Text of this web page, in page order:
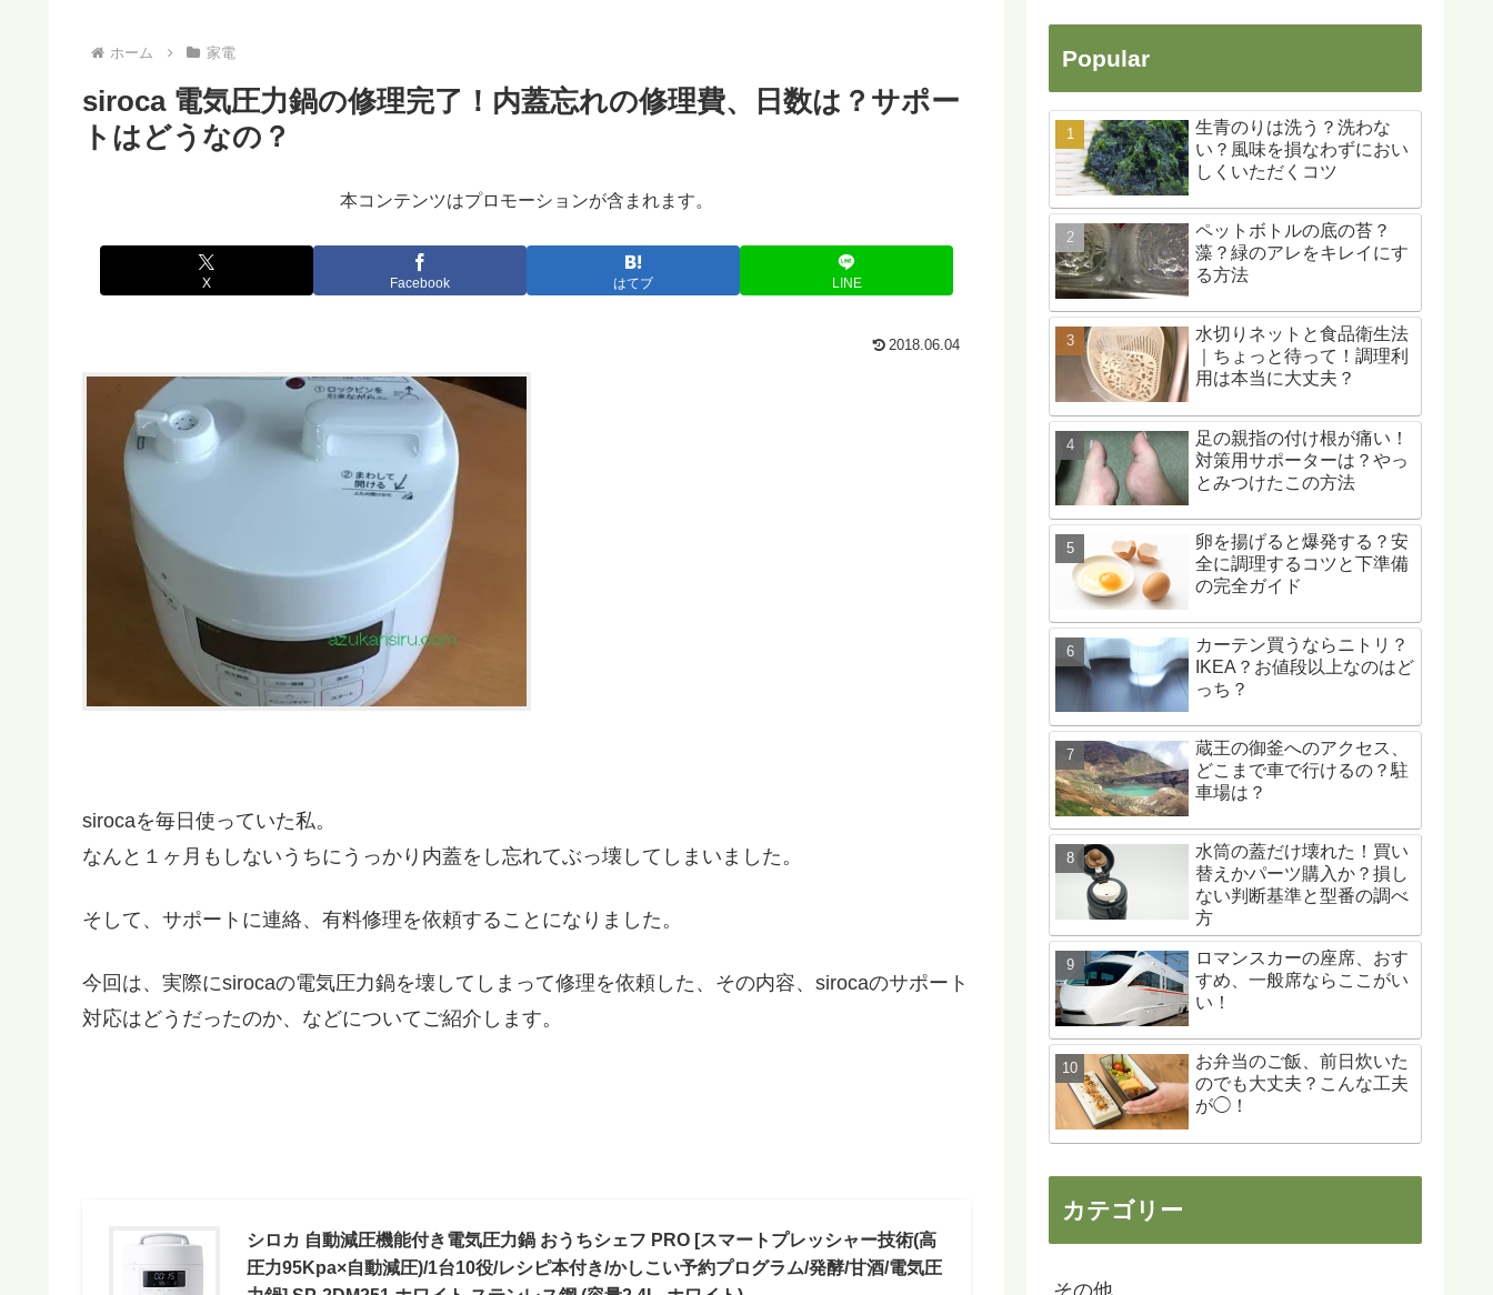
ホーム 家電
siroca 電気圧力鍋の修理完了！内蓋忘れの修理費、日数は？サポー
トはどうなの？
本コンテンツはプロモーションが含まれます。
X Facebook はてブ LINE
2018.06.04
sirocaを毎日使っていた私。
なんと１ヶ月もしないうちにうっかり内蓋をし忘れてぶっ壊してしまいました。
そして、サポートに連絡、有料修理を依頼することになりました。
今回は、実際にsirocaの電気圧力鍋を壊してしまって修理を依頼した、その内容、sirocaのサポート
対応はどうだったのか、などについてご紹介します。
シロカ 自動減圧機能付き電気圧力鍋 おうちシェフ PRO [スマートプレッシャー技術(高
圧力95Kpa×自動減圧)/1台10役/レシピ本付き/かしこい予約プログラム/発酵/甘酒/電気圧
Popular
生青のりは洗う？洗わな
い？風味を損なわずにおい
しくいただくコツ
ペットボトルの底の苔？
藻？緑のアレをキレイにす
る方法
水切りネットと食品衛生法
｜ちょっと待って！調理利
用は本当に大丈夫？
足の親指の付け根が痛い！
対策用サポーターは？やっ
とみつけたこの方法
卵を揚げると爆発する？安
全に調理するコツと下準備
の完全ガイド
カーテン買うならニトリ？
IKEA？お値段以上なのはど
っち？
蔵王の御釜へのアクセス、
どこまで車で行けるの？駐
車場は？
水筒の蓋だけ壊れた！買い
替えかパーツ購入か？損し
ない判断基準と型番の調べ
方
ロマンスカーの座席、おす
すめ、一般席ならここがい
い！
お弁当のご飯、前日炊いた
のでも大丈夫？こんな工夫
が◯！
カテゴリー
その他